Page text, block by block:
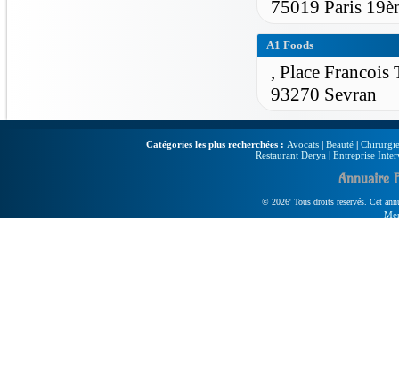
75019 Paris
A1 Foods
, Place Francois
93270 Sevran
Catégories les plus recherchées : Avocats | Beauté |
Restaurant Derya | Entreprise
Annuaire
© 2026' Tous droits reservés. Cet